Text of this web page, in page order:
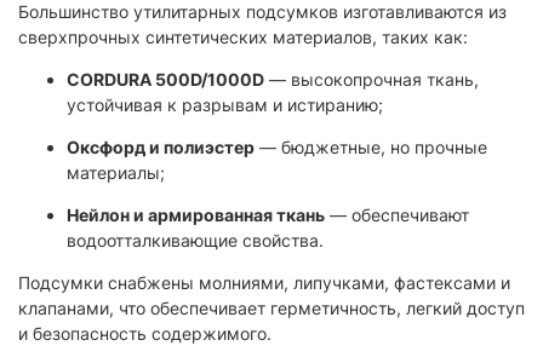
Большинство утилитарных подсумков изготавливаются из
сверхпрочных синтетических материалов, таких как:
CORDURA 500D/1000D — высокопрочная ткань,
устойчивая к разрывам и истиранию;
Оксфорд и полиэстер — бюджетные, но прочные
материалы;
Нейлон и армированная ткань — обеспечивают
водоотталкивающие свойства.
Подсумки снабжены молниями, липучками, фастексами и
клапанами, что обеспечивает герметичность, легкий доступ
и безопасность содержимого.